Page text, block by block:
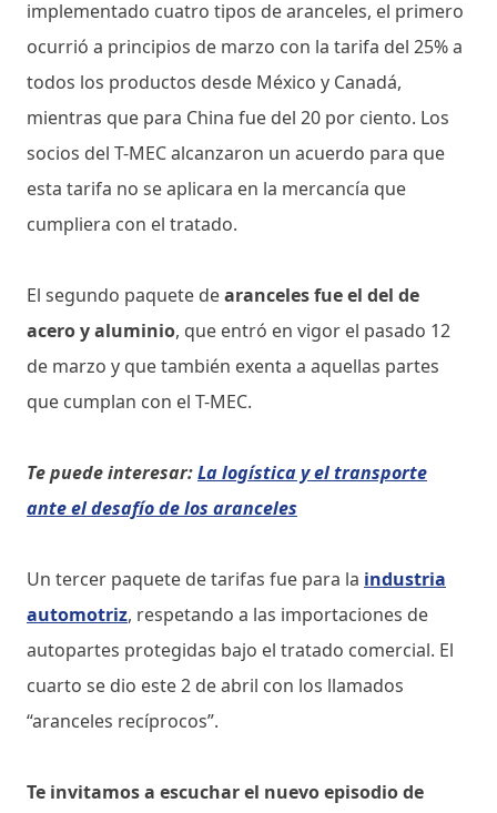
implementado cuatro tipos de aranceles, el primero
ocurrió a principios de marzo con la tarifa del 25% a
todos los productos desde México y Canadá,
mientras que para China fue del 20 por ciento. Los
socios del T-MEC alcanzaron un acuerdo para que
esta tarifa no se aplicara en la mercancía que
cumpliera con el tratado.
El segundo paquete dearanceles fue el del de
acero y aluminio, que entró en vigor el pasado 12
de marzo y que también exenta a aquellas partes
que cumplan con el T-MEC.
Te puede interesar:La logística y el transporte
ante el desafío de los aranceles
Un tercer paquete de tarifas fue para la industria
automotriz, respetando a las importaciones de
autopartes protegidas bajo el tratado comercial. El
cuarto se dio este 2 de abril con los llamados
“aranceles recíprocos”.
Te invitamos a escuchar el nuevo episodio de